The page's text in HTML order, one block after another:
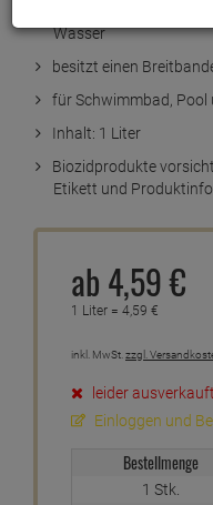
Wasser
besitzt einen
für Schwimmbad, Pool
Inhalt: 1 Liter
Biozidprodukte
Etikett und
ab 4,59€
1 Liter = 4,59 €
inkl. MwSt. zzgl.
leider ausverkauft
Einloggen und
Bestellmenge
1 Stk.